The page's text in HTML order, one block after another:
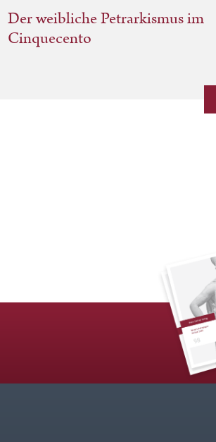
Der weibliche Petrarkismus im
Cinquecento